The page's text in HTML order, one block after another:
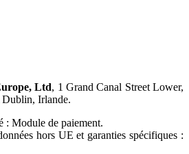
Ltd, 1 Grand Canal Street Lower,
Irlande.
: Module de paiement.
hors UE et garanties spécifiques :